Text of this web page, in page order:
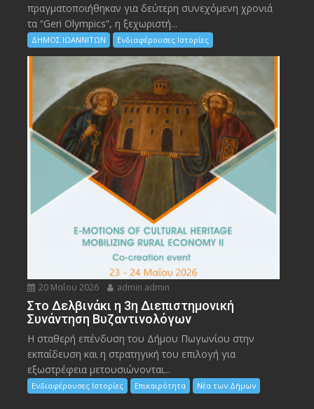
πραγματοποιήθηκαν για δεύτερη συνεχόμενη χρονιά
τα “Geri Olympics”, η ξεχωριστή...
ΔΗΜΟΣ ΙΩΑΝΝΙΤΩΝ Ενδιαφέρουσες Ιστορίες
20 Μαΐου 2026 admin admin
Στο Δελβινάκι η 3η Διεπιστημονική
Συνάντηση Βυζαντινολόγων
Η σταθερή επένδυση του Δήμου Πωγωνίου στην
εκπαίδευση και η στρατηγική του επιλογή για
εξωστρέφεια μετουσιώνονται...
Ενδιαφέρουσες Ιστορίες Επικαιρότητα Νέα των Δήμων